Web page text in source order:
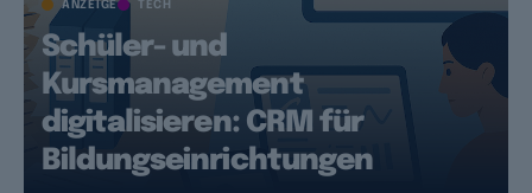
ANZEIGE TECH
Schüler- und
Kursmanagement
digitalisieren: CRM für
Bildungseinrichtungen